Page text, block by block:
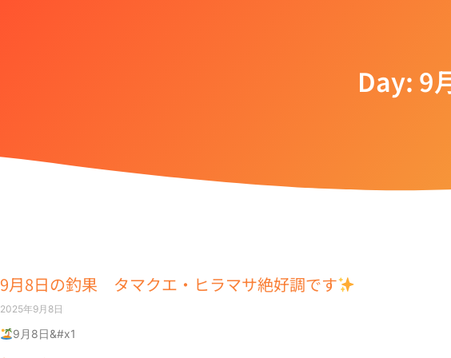
Day: 9
9月8日の釣果 タマクエ・ヒラマサ絶好調です
2025年9月8日
9月8日&#x1